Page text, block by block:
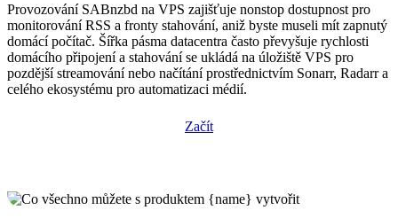
Provozování SABnzbd na VPS zajišťuje nonstop dostupnost pro
monitorování RSS a fronty stahování, aniž byste museli mít zapnutý
domácí počítač. Šířka pásma datacentra často převyšuje rychlosti
domácího připojení a stahování se ukládá na úložiště VPS pro
pozdější streamování nebo načítání prostřednictvím Sonarr, Radarr a
celého ekosystému pro automatizaci médií.
Začít